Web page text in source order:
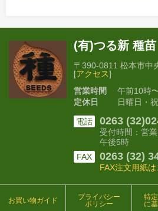
(有)つる新 種苗
〒390-0811 松本市中
[アクセス]
営業時間
午前10時
定休日
日曜日・
電話 0263
受付時間：営
午後5時
FAX
0263 (32)
FAX注文用紙は
お買い物ガイド
プライバシー
ポリシー
特
に